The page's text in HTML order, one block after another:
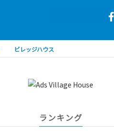
ビレッジハウス
ランキング